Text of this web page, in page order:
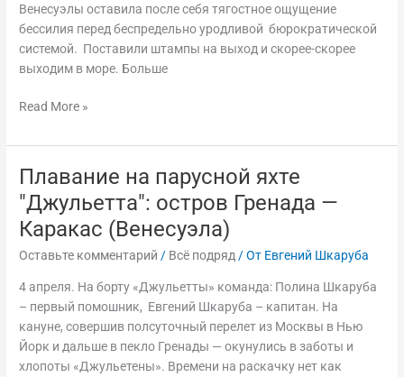
Венесуэлы оставила после себя тягостное ощущение
бессилия перед беспредельно уродливой бюрократической
системой. Поставили штампы на выход и скорее-скорее
выходим в море. Больше
Колумбия
—
Панама.
Read More »
Плавание на парусной яхте
"Джульетта": остров Гренада —
Каракас (Венесуэла)
Оставьте комментарий / Всё подряд / От Евгений Шкаруба
4 апреля. На борту «Джульетты» команда: Полина Шкаруба
– первый помошник, Евгений Шкаруба – капитан. На
кануне, совершив полсуточный перелет из Москвы в Нью
Йорк и дальше в пекло Гренады — окунулись в заботы и
хлопоты «Джульетены». Времени на раскачку нет как
Плавание
на
парусной
яхте
"Джульетта":
Гренада
—
Каракас
(Венесуэла)